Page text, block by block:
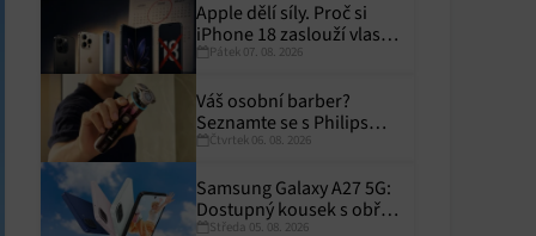
Apple dělí síly. Proč si
iPhone 18 zaslouží vlastní
termín?
Pátek 07. 08. 2026
Váš osobní barber?
Seznamte se s Philips
i9000 Prestige Ultra
Čtvrtek 06. 08. 2026
Samsung Galaxy A27 5G:
Dostupný kousek s obřím
displejem
Středa 05. 08. 2026